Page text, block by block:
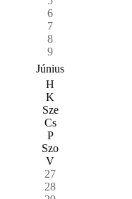
6
7
8
9
Június
H
K
Sze
Cs
P
Szo
V
27
28